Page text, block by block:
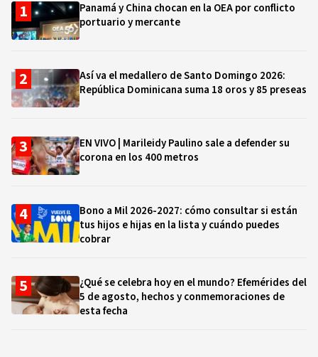
Panamá y China chocan en la OEA por conflicto
portuario y mercante
Así va el medallero de Santo Domingo 2026:
República Dominicana suma 18 oros y 85 preseas
EN VIVO | Marileidy Paulino sale a defender su
corona en los 400 metros
Bono a Mil 2026-2027: cómo consultar si están
tus hijos e hijas en la lista y cuándo puedes
cobrar
¿Qué se celebra hoy en el mundo? Efemérides del
5 de agosto, hechos y conmemoraciones de
esta fecha